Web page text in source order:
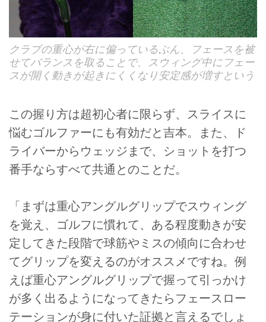
クラブの重心が右に偏っているぶん、フェースを被
せてバランスを取ることで、スウィング中にフェー
スが開く動きが起きにくくなり安定感が増すという
この握り方は超初心者に限らず、スライスに
悩むゴルファーにも有効だと吉本。また、ド
ライバーからウェッジまで、ショットを打つ
番手ならすべて共通とのことだ。
「まずは重心アングルグリップでスウィング
を覚え、ゴルフに慣れて、ある程度動きが安
定してきた段階で球筋やミスの傾向に合わせ
てグリップを変えるのがオススメですね。例
えば重心アングルグリップで握って引っかけ
が多く出るようになってきたらフェースロー
テーションが身に付いた証拠と言えるでしょ